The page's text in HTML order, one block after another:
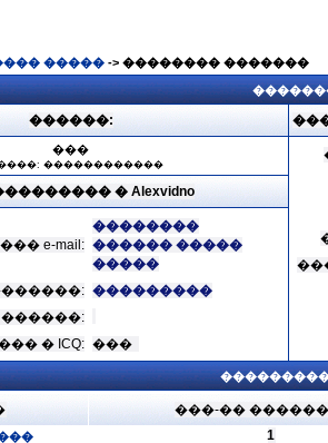
����� -> �������� �������
������:
���
������������
� Alexvidno
e-mail:
��������
������ �����
�����
���������
� ICQ: ���
���-��
1